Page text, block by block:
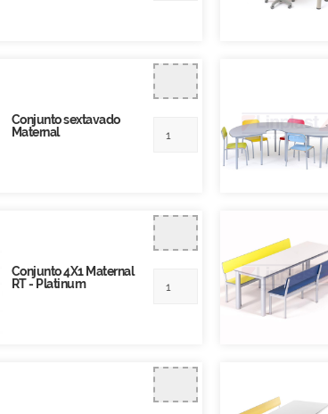
Conjunto sextavado
Maternal
Conjunto 4X1 Maternal
RT - Platinum